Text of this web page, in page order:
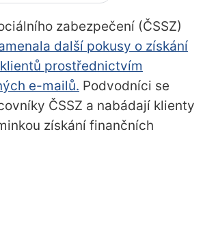
zabezpečení (ČSSZ)
další pokusy o získání
prostřednictvím
e-mailů. Podvodníci se
ČSSZ a nabádají klienty
získání finančních